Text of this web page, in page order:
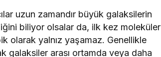
uzun zamandır büyük galaksilerin
biliyor olsalar da, ilk kez moleküler
olarak yalnız yaşamaz. Genellikle
galaksiler arası ortamda veya daha